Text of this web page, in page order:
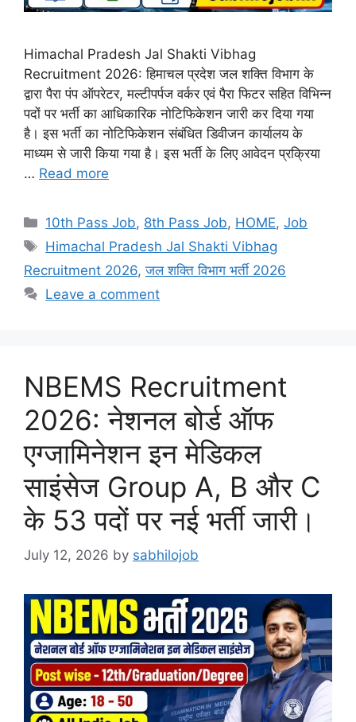
Himachal Pradesh Jal Shakti Vibhag
Recruitment 2026: हिमाचल प्रदेश जल शक्ति विभाग के
द्वारा पैरा पंप ऑपरेटर, मल्टीपर्पज वर्कर एवं पैरा फिटर सहित विभिन्न
पदों पर भर्ती का आधिकारिक नोटिफिकेशन जारी कर दिया गया
है। इस भर्ती का नोटिफिकेशन संबंधित डिवीजन कार्यालय के
माध्यम से जारी किया गया है। इस भर्ती के लिए आवेदन प्रक्रिया
… Read more
Categories
10th Pass Job, 8th Pass Job, HOME,Job
Tags
Himachal Pradesh Jal Shakti Vibhag
Recruitment 2026,जल शक्ति विभाग भर्ती 2026
Leave a comment
NBEMS Recruitment
2026: नेशनल बोर्ड ऑफ
एग्जामिनेशन इन मेडिकल
साइंसेज Group A, B और C
के 53 पदों पर नई भर्ती जारी।
July 12, 2026 by sabhilojob